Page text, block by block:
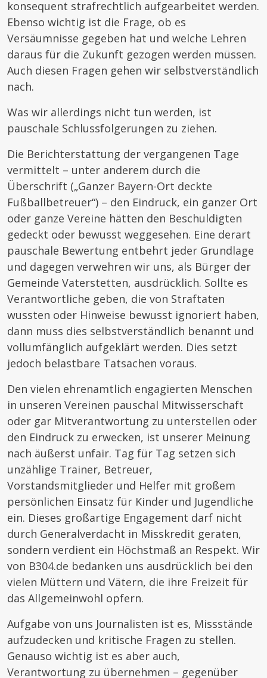
konsequent strafrechtlich aufgearbeitet werden.
Ebenso wichtig ist die Frage, ob es
Versäumnisse gegeben hat und welche Lehren
daraus für die Zukunft gezogen werden müssen.
Auch diesen Fragen gehen wir selbstverständlich
nach.
Was wir allerdings nicht tun werden, ist
pauschale Schlussfolgerungen zu ziehen.
Die Berichterstattung der vergangenen Tage
vermittelt – unter anderem durch die
Überschrift („Ganzer Bayern-Ort deckte
Fußballbetreuer“) – den Eindruck, ein ganzer Ort
oder ganze Vereine hätten den Beschuldigten
gedeckt oder bewusst weggesehen. Eine derart
pauschale Bewertung entbehrt jeder Grundlage
und dagegen verwehren wir uns, als Bürger der
Gemeinde Vaterstetten, ausdrücklich. Sollte es
Verantwortliche geben, die von Straftaten
wussten oder Hinweise bewusst ignoriert haben,
dann muss dies selbstverständlich benannt und
vollumfänglich aufgeklärt werden. Dies setzt
jedoch belastbare Tatsachen voraus.
Den vielen ehrenamtlich engagierten Menschen
in unseren Vereinen pauschal Mitwisserschaft
oder gar Mitverantwortung zu unterstellen oder
den Eindruck zu erwecken, ist unserer Meinung
nach äußerst unfair. Tag für Tag setzen sich
unzählige Trainer, Betreuer,
Vorstandsmitglieder und Helfer mit großem
persönlichen Einsatz für Kinder und Jugendliche
ein. Dieses großartige Engagement darf nicht
durch Generalverdacht in Misskredit geraten,
sondern verdient ein Höchstmaß an Respekt. Wir
von B304.de bedanken uns ausdrücklich bei den
vielen Müttern und Vätern, die ihre Freizeit für
das Allgemeinwohl opfern.
Aufgabe von uns Journalisten ist es, Missstände
aufzudecken und kritische Fragen zu stellen.
Genauso wichtig ist es aber auch,
Verantwortung zu übernehmen – gegenüber